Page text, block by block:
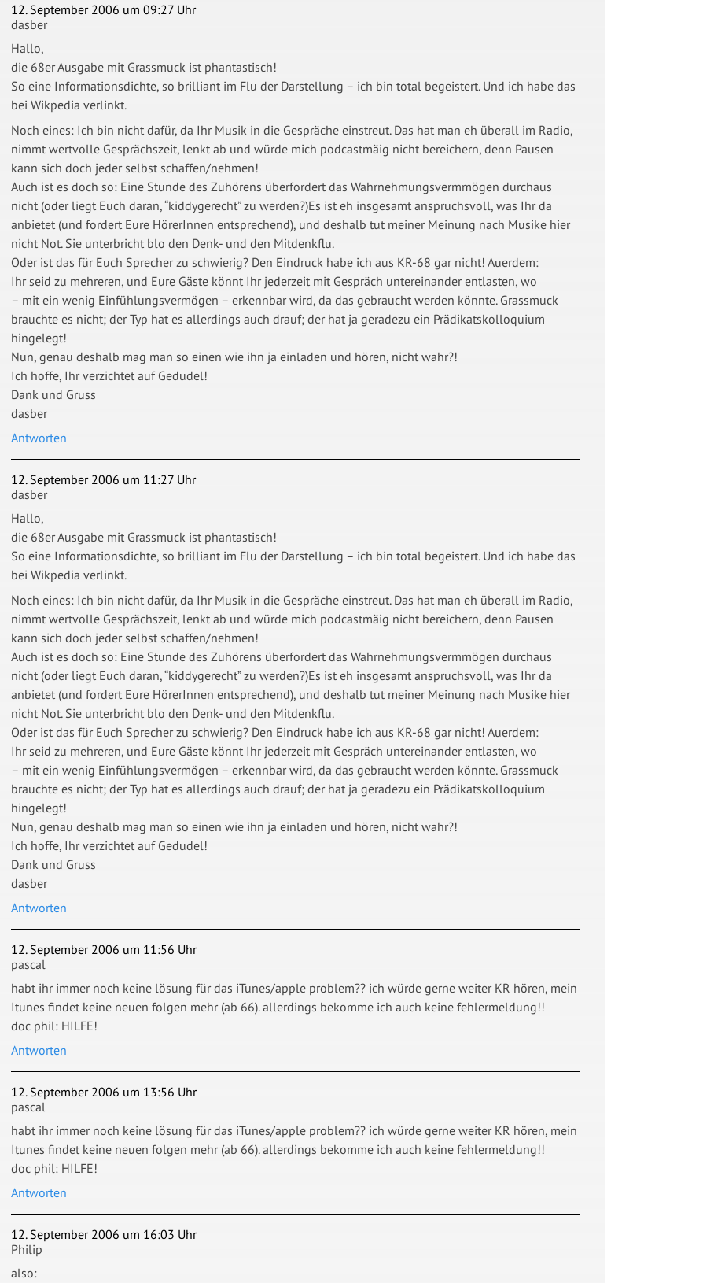
12. September 2006 um 09:27 Uhr
dasber
Hallo,
die 68er Ausgabe mit Grassmuck ist phantastisch!
So eine Informationsdichte, so brilliant im Flu der Darstellung – ich bin total begeistert. Und ich habe das
bei Wikpedia verlinkt.
Noch eines: Ich bin nicht dafür, da Ihr Musik in die Gespräche einstreut. Das hat man eh überall im Radio,
nimmt wertvolle Gesprächszeit, lenkt ab und würde mich podcastmäig nicht bereichern, denn Pausen
kann sich doch jeder selbst schaffen/nehmen!
Auch ist es doch so: Eine Stunde des Zuhörens überfordert das Wahrnehmungsvermmögen durchaus
nicht (oder liegt Euch daran, “kiddygerecht” zu werden?)Es ist eh insgesamt anspruchsvoll, was Ihr da
anbietet (und fordert Eure HörerInnen entsprechend), und deshalb tut meiner Meinung nach Musike hier
nicht Not. Sie unterbricht blo den Denk- und den Mitdenkflu.
Oder ist das für Euch Sprecher zu schwierig? Den Eindruck habe ich aus KR-68 gar nicht! Auerdem:
Ihr seid zu mehreren, und Eure Gäste könnt Ihr jederzeit mit Gespräch untereinander entlasten, wo
– mit ein wenig Einfühlungsvermögen – erkennbar wird, da das gebraucht werden könnte. Grassmuck
brauchte es nicht; der Typ hat es allerdings auch drauf; der hat ja geradezu ein Prädikatskolloquium
hingelegt!
Nun, genau deshalb mag man so einen wie ihn ja einladen und hören, nicht wahr?!
Ich hoffe, Ihr verzichtet auf Gedudel!
Dank und Gruss
dasber
Antworten
12. September 2006 um 11:27 Uhr
dasber
Hallo,
die 68er Ausgabe mit Grassmuck ist phantastisch!
So eine Informationsdichte, so brilliant im Flu der Darstellung – ich bin total begeistert. Und ich habe das
bei Wikpedia verlinkt.
Noch eines: Ich bin nicht dafür, da Ihr Musik in die Gespräche einstreut. Das hat man eh überall im Radio,
nimmt wertvolle Gesprächszeit, lenkt ab und würde mich podcastmäig nicht bereichern, denn Pausen
kann sich doch jeder selbst schaffen/nehmen!
Auch ist es doch so: Eine Stunde des Zuhörens überfordert das Wahrnehmungsvermmögen durchaus
nicht (oder liegt Euch daran, “kiddygerecht” zu werden?)Es ist eh insgesamt anspruchsvoll, was Ihr da
anbietet (und fordert Eure HörerInnen entsprechend), und deshalb tut meiner Meinung nach Musike hier
nicht Not. Sie unterbricht blo den Denk- und den Mitdenkflu.
Oder ist das für Euch Sprecher zu schwierig? Den Eindruck habe ich aus KR-68 gar nicht! Auerdem:
Ihr seid zu mehreren, und Eure Gäste könnt Ihr jederzeit mit Gespräch untereinander entlasten, wo
– mit ein wenig Einfühlungsvermögen – erkennbar wird, da das gebraucht werden könnte. Grassmuck
brauchte es nicht; der Typ hat es allerdings auch drauf; der hat ja geradezu ein Prädikatskolloquium
hingelegt!
Nun, genau deshalb mag man so einen wie ihn ja einladen und hören, nicht wahr?!
Ich hoffe, Ihr verzichtet auf Gedudel!
Dank und Gruss
dasber
Antworten
12. September 2006 um 11:56 Uhr
pascal
habt ihr immer noch keine lösung für das iTunes/apple problem?? ich würde gerne weiter KR hören, mein
Itunes findet keine neuen folgen mehr (ab 66). allerdings bekomme ich auch keine fehlermeldung!!
doc phil: HILFE!
Antworten
12. September 2006 um 13:56 Uhr
pascal
habt ihr immer noch keine lösung für das iTunes/apple problem?? ich würde gerne weiter KR hören, mein
Itunes findet keine neuen folgen mehr (ab 66). allerdings bekomme ich auch keine fehlermeldung!!
doc phil: HILFE!
Antworten
12. September 2006 um 16:03 Uhr
Philip
also: